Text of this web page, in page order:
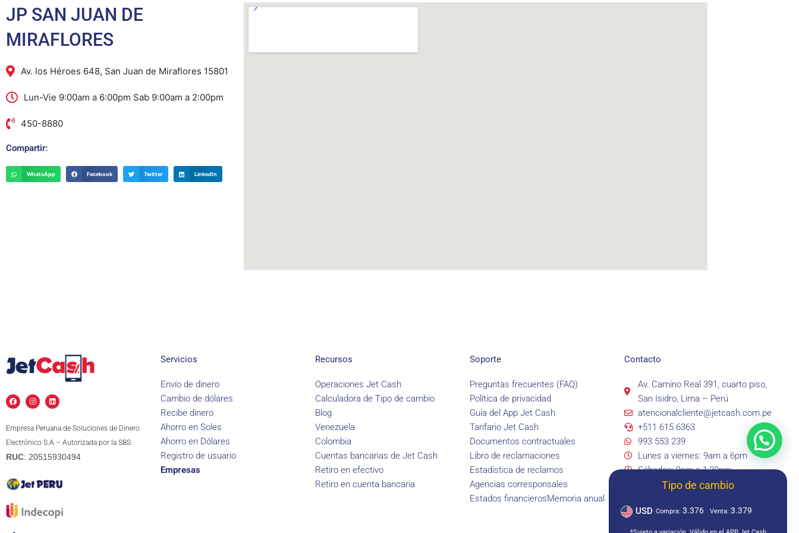
JP SAN JUAN DE
MIRAFLORES
Av. los Héroes 648, San Juan de Miraflores 15801
Lun-Vie 9:00am a 6:00pm Sab 9:00am a 2:00pm
450-8880
Compartir:
WhatsApp Facebook Twitter LinkedIn
F
a
c
b
o
o
k
I
n
s
a
g
r
a
m
L
i
n
e
d
i
n
Empresa Peruana de Soluciones de Dinero
Electrónico S.A – Autorizada por la SBS.
RUC: 20515930494
Servicios
Envío de dinero
Cambio de dólares
Recibe dinero
Ahorro en Soles
Ahorro en Dólares
Registro de usuario
Empresas
Recursos
Operaciones Jet Cash
Calculadora de Tipo de cambio
Blog
Venezuela
Colombia
Cuentas bancarias de Jet Cash
Retiro en efectivo
Retiro en cuenta bancaria
Soporte
Preguntas frecuentes (FAQ)
Política de privacidad
Guía del App Jet Cash
Tarifario Jet Cash
Documentos contractuales
Libro de reclamaciones
Estadística de reclamos
Agencias corresponsales
Estados financierosMemoria anual
Contacto
Av. Camino Real 391, cuarto piso,
San Isidro, Lima – Perú
atencionalcliente@jetcash.com.pe
+511 615 6363
993 553 239
Lunes a viernes: 9am a 6pm
Sábados: 9am a 1:30pm
Tipo de cambio
USD Compra: 3.376 Venta: 3.379